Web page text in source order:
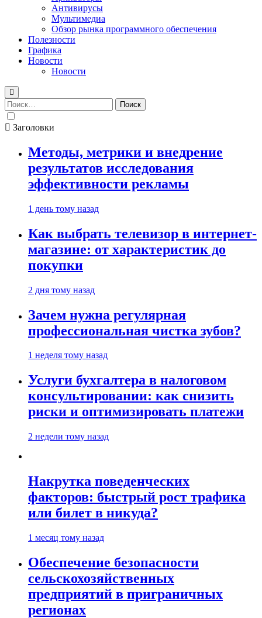
Антивирусы
Мультимедиа
Обзор рынка программного обеспечения
Полезности
Графика
Новости
Новости
Найти:
Заголовки
Методы, метрики и внедрение
результатов исследования
эффективности рекламы
1 день тому назад
Как выбрать телевизор в интернет-
магазине: от характеристик до
покупки
2 дня тому назад
Зачем нужна регулярная
профессиональная чистка зубов?
1 неделя тому назад
Услуги бухгалтера в налоговом
консультировании: как снизить
риски и оптимизировать платежи
2 недели тому назад
Накрутка поведенческих
факторов: быстрый рост трафика
или билет в никуда?
1 месяц тому назад
Обеспечение безопасности
сельскохозяйственных
предприятий в приграничных
регионах